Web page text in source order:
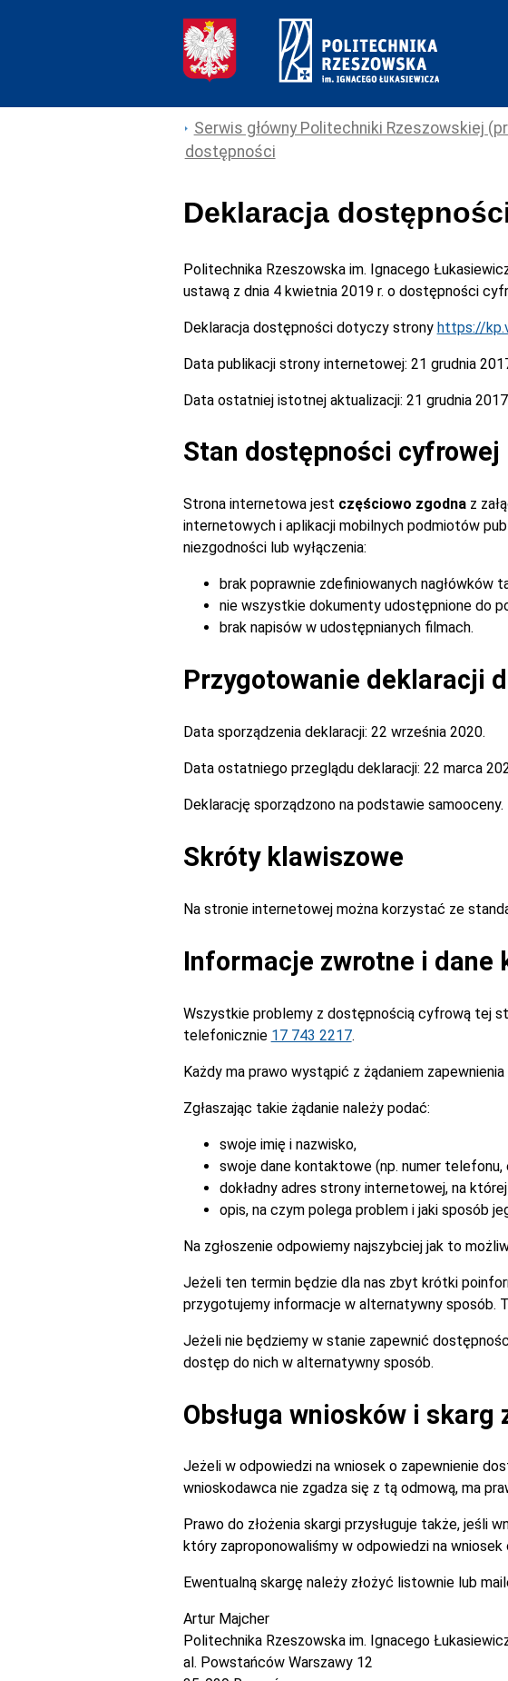
Serwis główny Politechniki Rzeszowskiej
dostępności
Deklaracja
Politechnika Rzeszowska im. Ignacego
ustawą z dnia 4 kwietnia 2019 r. o dostępności
Deklaracja dostępności dotyczy strony https://
Data publikacji strony internetowej: 21 grudnia
Data ostatniej istotnej aktualizacji: 21 grudnia
Stan dostępności cyfrowej
Strona internetowa jest częściowo zgodna z
internetowych i aplikacji mobilnych podmiotów
niezgodności lub wyłączenia:
brak poprawnie zdefiniowanych nagłówków
nie wszystkie dokumenty udostępnione do
brak napisów w udostępnianych filmach.
Przygotowanie deklaracji
Data sporządzenia deklaracji: 22 września 2020.
Data ostatniego przeglądu deklaracji: 22 marca
Deklarację sporządzono na podstawie samooceny.
Skróty klawiszowe
Na stronie internetowej można korzystać ze
Informacje zwrotne i dane
Wszystkie problemy z dostępnością cyfrową tej
telefonicznie 17 743 2217.
Każdy ma prawo wystąpić z żądaniem
Zgłaszając takie żądanie należy podać:
swoje imię i nazwisko,
swoje dane kontaktowe (np. numer telefonu,
dokładny adres strony internetowej, na
opis, na czym polega problem i jaki sposób
Na zgłoszenie odpowiemy najszybciej jak to
Jeżeli ten termin będzie dla nas zbyt krótki
przygotujemy informacje w alternatywny sposób.
Jeżeli nie będziemy w stanie zapewnić
dostęp do nich w alternatywny sposób.
Obsługa wniosków i
Jeżeli w odpowiedzi na wniosek o zapewnienie
wnioskodawca nie zgadza się z tą odmową, ma
Prawo do złożenia skargi przysługuje także, jeśli
który zaproponowaliśmy w odpowiedzi na
Ewentualną skargę należy złożyć listownie lub
Artur Majcher
Politechnika Rzeszowska im. Ignacego
al. Powstańców Warszawy 12